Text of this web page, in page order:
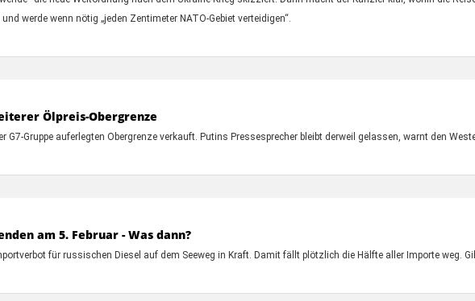
werde wenn nötig „jeden Zentimeter NATO-Gebiet verteidigen“.
Ölpreis-Obergrenze
G7-Gruppe auferlegten Obergrenze verkauft. Putins Pressesprecher bleibt derweil gelassen, warnt den
am 5. Februar - Was dann?
für russischen Diesel auf dem Seeweg in Kraft. Damit fällt plötzlich die Hälfte aller Importe weg.